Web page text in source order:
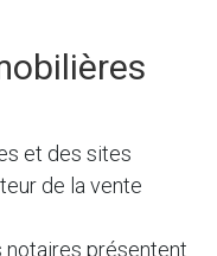
et des sites
de la vente
notaires présentent